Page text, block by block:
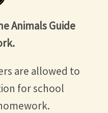
Animals Guide
are allowed to
for school